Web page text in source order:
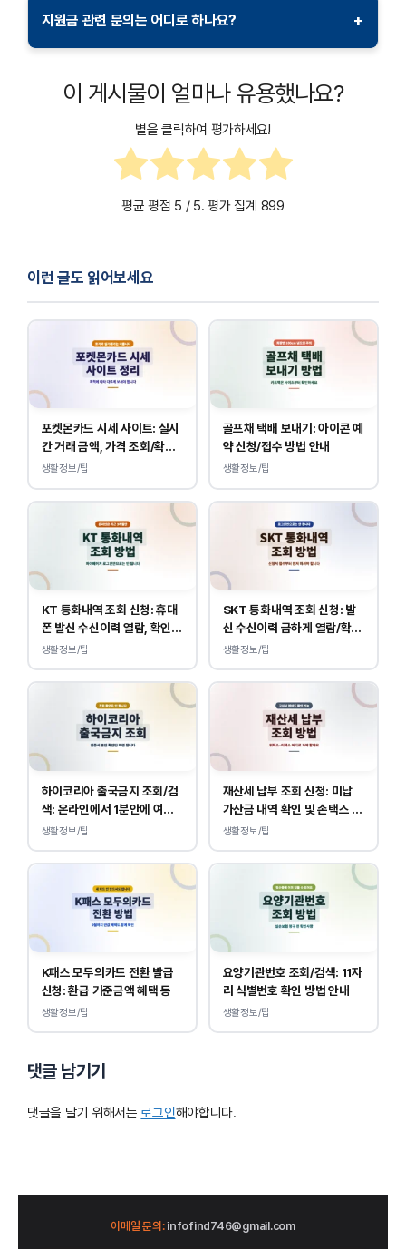
유흥업소, 성인용품점, 사행업종 등에서는 사용이
지원금 관련 문의는 어디로 하나요? +
주민센터로 문의하시면 됩니다. 또한, 파주시청
홈페이지에서도 상세한 정보를 확인할 수 있습니다.
이 게시물이 얼마나 유용했나요?
별을 클릭하여 평가하세요!
평균 평점 5 / 5. 평가 집계 899
이런 글도 읽어보세요
포켓몬카드 시세 사이트: 실시
간 거래 금액, 가격 조회/확인
바로가기
생활정보/팁
골프채 택배 보내기: 아이콘 예
약 신청/접수 방법 안내
생활정보/팁
KT 통화내역 조회 신청: 휴대
폰 발신 수신이력 열람, 확인
하는 방법
생활정보/팁
SKT 통화내역 조회 신청: 발
신 수신이력 급하게 열람/확인
하는 방법
생활정보/팁
하이코리아 출국금지 조회/검
색: 온라인에서 1분안에 여부
확인 하는 방법
생활정보/팁
재산세 납부 조회 신청: 미납
가산금 내역 확인 및 손택스 이
택스 경로 안내
생활정보/팁
K패스 모두의카드 전환 발급
신청: 환급 기준금액 혜택 등
생활정보/팁
요양기관번호 조회/검색: 11자
리 식별번호 확인 방법 안내
생활정보/팁
댓글 남기기
댓글을 달기 위해서는로그인해야합니다.
이메일 문의:infofind746@gmail.com